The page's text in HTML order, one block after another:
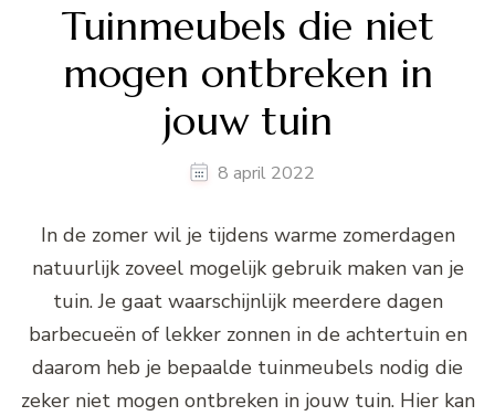
Tuinmeubels die niet
mogen ontbreken in
jouw tuin
8 april 2022
In de zomer wil je tijdens warme zomerdagen
natuurlijk zoveel mogelijk gebruik maken van je
tuin. Je gaat waarschijnlijk meerdere dagen
barbecueën of lekker zonnen in de achtertuin en
daarom heb je bepaalde tuinmeubels nodig die
zeker niet mogen ontbreken in jouw tuin. Hier kan